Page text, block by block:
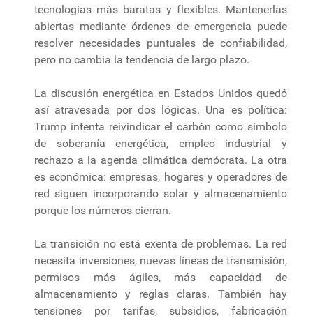
tecnologías más baratas y flexibles. Mantenerlas
abiertas mediante órdenes de emergencia puede
resolver necesidades puntuales de confiabilidad,
pero no cambia la tendencia de largo plazo.
La discusión energética en Estados Unidos quedó
así atravesada por dos lógicas. Una es política:
Trump intenta reivindicar el carbón como símbolo
de soberanía energética, empleo industrial y
rechazo a la agenda climática demócrata. La otra
es económica: empresas, hogares y operadores de
red siguen incorporando solar y almacenamiento
porque los números cierran.
La transición no está exenta de problemas. La red
necesita inversiones, nuevas líneas de transmisión,
permisos más ágiles, más capacidad de
almacenamiento y reglas claras. También hay
tensiones por tarifas, subsidios, fabricación